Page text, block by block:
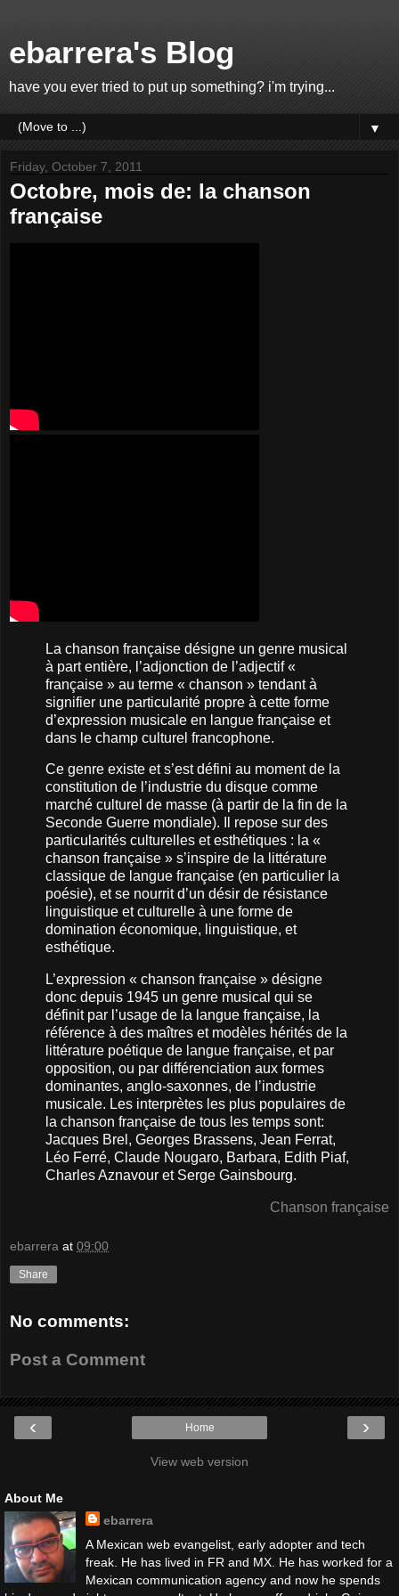
ebarrera's Blog
have you ever tried to put up something? i'm trying...
▼
Friday, October 7, 2011
Octobre, mois de: la chanson
française
La chanson française désigne un genre musical
à part entière, l’adjonction de l’adjectif «
française » au terme « chanson » tendant à
signifier une particularité propre à cette forme
d’expression musicale en langue française et
dans le champ culturel francophone.
Ce genre existe et s’est défini au moment de la
constitution de l’industrie du disque comme
marché culturel de masse (à partir de la fin de la
Seconde Guerre mondiale). Il repose sur des
particularités culturelles et esthétiques : la «
chanson française » s’inspire de la littérature
classique de langue française (en particulier la
poésie), et se nourrit d’un désir de résistance
linguistique et culturelle à une forme de
domination économique, linguistique, et
esthétique.
L’expression « chanson française » désigne
donc depuis 1945 un genre musical qui se
définit par l’usage de la langue française, la
référence à des maîtres et modèles hérités de la
littérature poétique de langue française, et par
opposition, ou par différenciation aux formes
dominantes, anglo-saxonnes, de l’industrie
musicale. Les interprètes les plus populaires de
la chanson française de tous les temps sont:
Jacques Brel, Georges Brassens, Jean Ferrat,
Léo Ferré, Claude Nougaro, Barbara, Edith Piaf,
Charles Aznavour et Serge Gainsbourg.
Chanson française
ebarrera at 09:00
Share
No comments:
Post a Comment
‹ ›
Home
View web version
About Me
ebarrera
A Mexican web evangelist, early adopter and tech
freak. He has lived in FR and MX. He has worked for a
Mexican communication agency and now he spends